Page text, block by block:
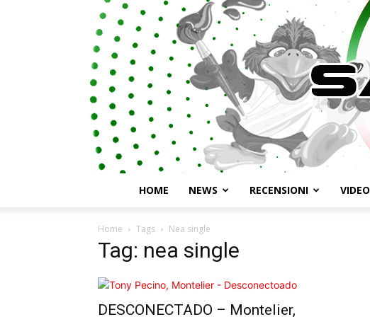
HOME NEWS RECENSIONI VIDEO
Home Tags Nea single
Tag: nea single
DESCONECTADO – Montelier,